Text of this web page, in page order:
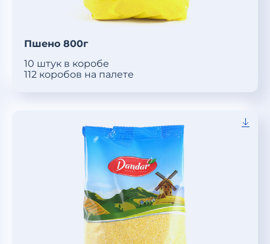
Пшено 800г
10 штук в коробе
112 коробов на палете